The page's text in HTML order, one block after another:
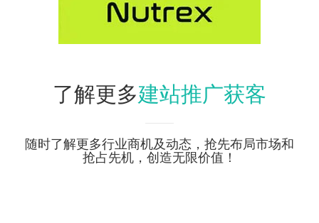
了解更多建站推广获客
随时了解更多行业商机及动态，抢先布局市场和
抢占先机，创造无限价值！